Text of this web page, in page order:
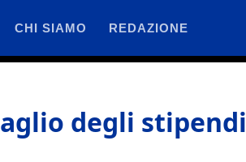
CHI SIAMO REDAZIONE
degli stipendi